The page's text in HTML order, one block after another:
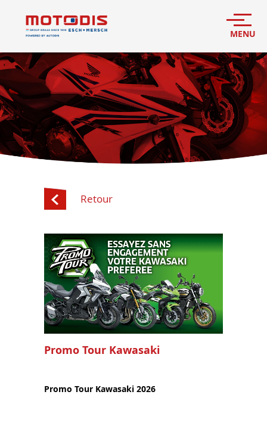
Retour
Promo Tour Kawasaki
Promo Tour Kawasaki 2026